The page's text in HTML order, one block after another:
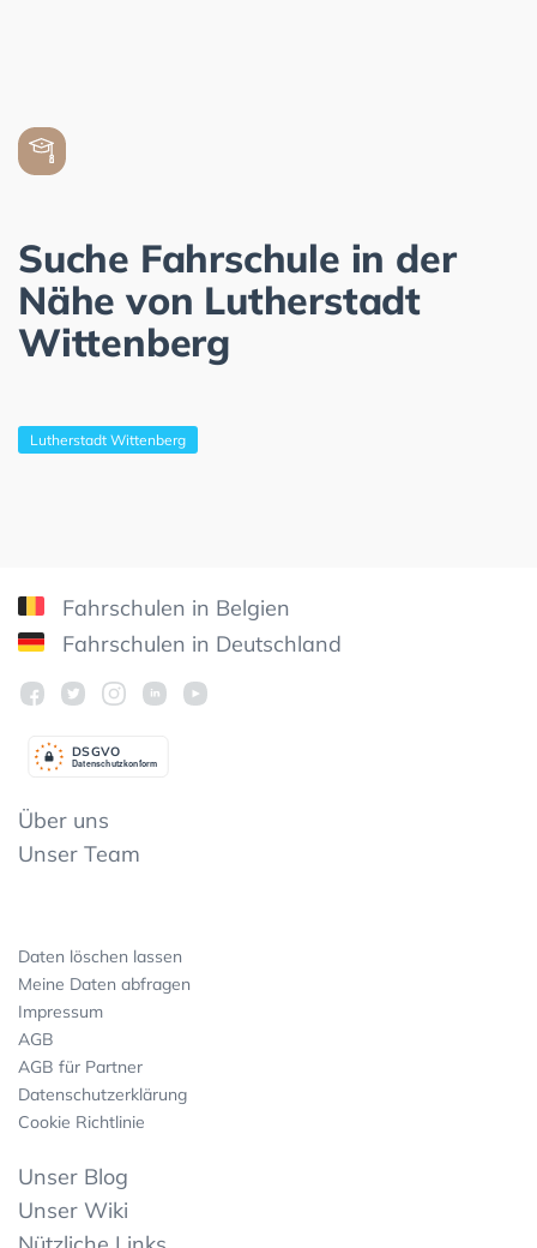
Suche Fahrschule in der
Nähe von Lutherstadt
Wittenberg
Lutherstadt Wittenberg
Fahrschulen in Belgien
Fahrschulen in Deutschland
Datenschutzkonform
DSGVO
Über uns
Unser Team
Daten löschen lassen
Meine Daten abfragen
Impressum
AGB
AGB für Partner
Datenschutzerklärung
Cookie Richtlinie
Unser Blog
Unser Wiki